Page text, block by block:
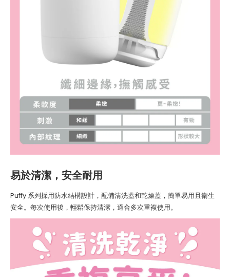
易於清潔，安全耐用
Puffy 系列採用防水結構設計，配備清洗蓋和乾燥蓋，簡單易用且衛生
安全。每次使用後，輕鬆保持清潔，適合多次重複使用。